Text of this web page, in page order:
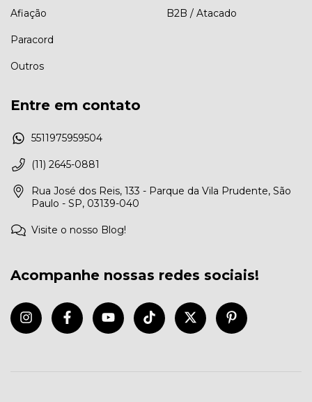
Afiação
Paracord
Outros
B2B / Atacado
Entre em contato
5511975959504
(11) 2645-0881
Rua José dos Reis, 133 - Parque da Vila Prudente, São
Paulo - SP, 03139-040
Visite o nosso Blog!
Acompanhe nossas redes sociais!